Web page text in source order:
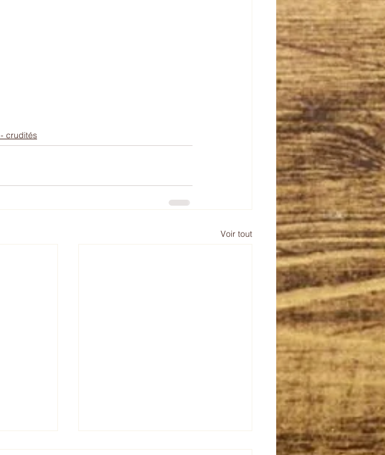
crudités
Voir tout